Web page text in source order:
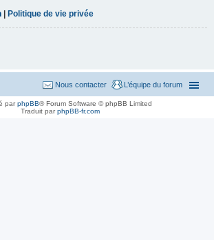
| Politique de vie privée
L’équipe du forum
Nous contacter
parphpBB® Forum Software © phpBB Limited
Traduit parphpBB-fr.com